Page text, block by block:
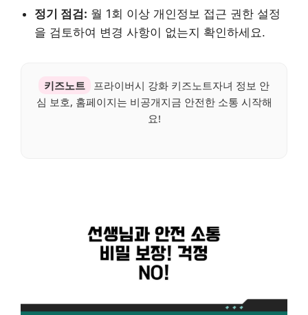
정기 점검: 월 1회 이상 개인정보 접근 권한 설정
을 검토하여 변경 사항이 없는지 확인하세요.
키즈노트
프라이버시 강화 키즈노트자녀 정보 안
심 보호, 홈페이지는 비공개지금 안전한 소통 시작해
요!